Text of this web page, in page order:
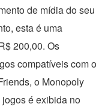
de mídia do seu
esta é uma
200,00. Os
compatíveis com o
o Monopoly
é exibida no